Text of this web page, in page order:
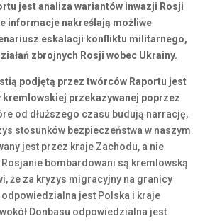
jest analiza wariantów inwazji Rosji
informacje nakreślają możliwe
eskalacji konfliktu militarnego,
zbrojnych Rosji wobec Ukrainy.
podjętą przez twórców Raportu jest
kremlowskiej przekazywanej poprzez
od dłuższego czasu budują narrację,
stosunków bezpieczeństwa w naszym
jest przez kraje Zachodu, a nie
Rosjanie bombardowani są kremlowską
że za kryzys migracyjny na granicy
jest Polska i kraje
Donbasu odpowiedzialna jest